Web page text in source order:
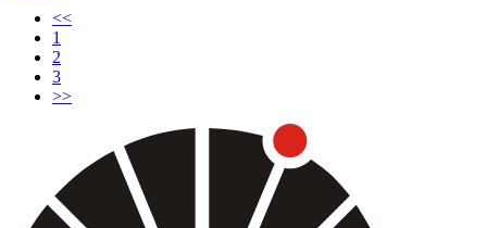
<<
1
2
3
>>